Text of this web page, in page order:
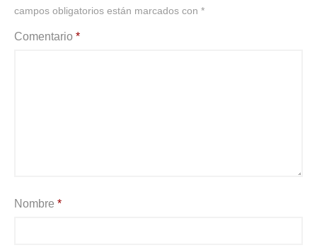
campos obligatorios están marcados con *
Comentario *
Nombre *